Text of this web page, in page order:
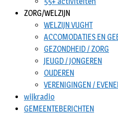
ZORG/WELZIJN
WELZIJN VUGHT
ACCOMODATIES EN
GEZONDHEID / ZORG
JEUGD / JONGEREN
OUDEREN
VERENIGINGEN /
wijkradio
GEMEENTEBERICHTEN